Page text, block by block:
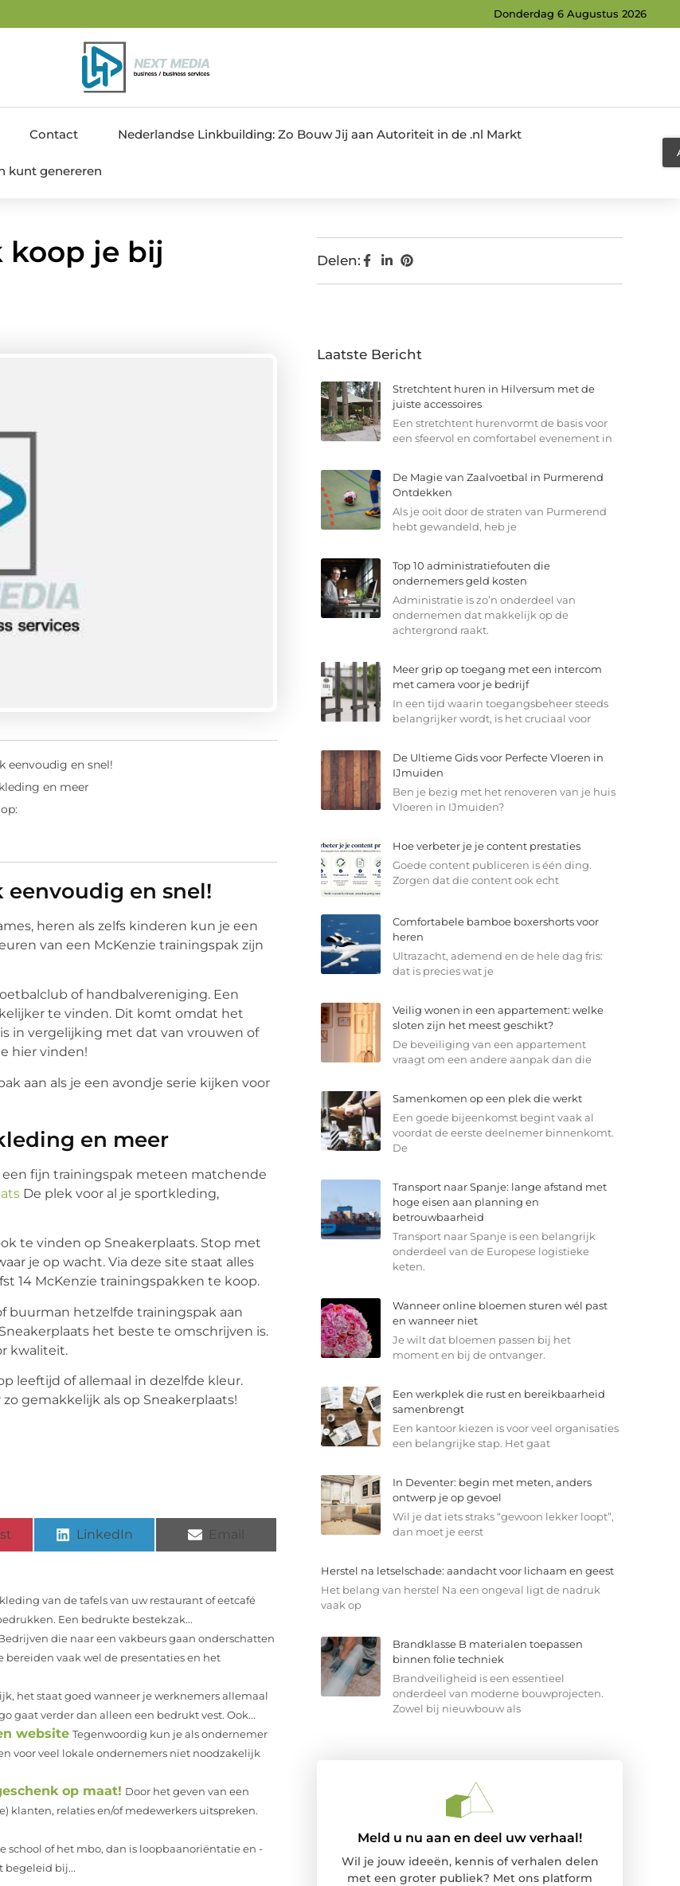
Donderdag 6 Augustus 2026
Contact Nederlandse Linkbuilding: Zo Bouw Jij aan Autoriteit in de .nl Markt
kunt genereren
koop je bij
eenvoudig en snel!
en meer
eenvoudig en snel!
heren als zelfs kinderen kun je een
van een McKenzie trainingspak zijn
of handbalvereniging. Een
te vinden. Dit komt omdat het
in vergelijking met dat van vrouwen of
hier vinden!
aan als je een avondje serie kijken voor
en meer
fijn trainingspak meteen matchende
De plek voor al je sportkleding,
te vinden op Sneakerplaats. Stop met
je op wacht. Via deze site staat alles
14 McKenzie trainingspakken te koop.
buurman hetzelfde trainingspak aan
het beste te omschrijven is.
kwaliteit.
leeftijd of allemaal in dezelfde kleur.
gemakkelijk als op Sneakerplaats!
LinkedIn
van de tafels van uw restaurant of eetcafé
Een bedrukte bestekzak...
die naar een vakbeurs gaan onderschatten
bereiden vaak wel de presentaties en het
het staat goed wanneer je werknemers allemaal
gaat verder dan alleen een bedrukt vest. Ook...
website Tegenwoordig kun je als ondernemer
voor veel lokale ondernemers niet noodzakelijk
op maat! Door het geven van een
klanten, relaties en/of medewerkers uitspreken.
school of het mbo, dan is loopbaanoriëntatie en -
begeleid bij...
Delen:
Laatste Bericht
Stretchtent huren in Hilversum met de
juiste accessoires
Een stretchtent hurenvormt de basis voor
een sfeervol en comfortabel evenement in
De Magie van Zaalvoetbal in Purmerend
Ontdekken
Als je ooit door de straten van Purmerend
hebt gewandeld, heb je
Top 10 administratiefouten die
ondernemers geld kosten
Administratie is zo’n onderdeel van
ondernemen dat makkelijk op de
achtergrond raakt.
Meer grip op toegang met een intercom
met camera voor je bedrijf
In een tijd waarin toegangsbeheer steeds
belangrijker wordt, is het cruciaal voor
De Ultieme Gids voor Perfecte Vloeren in
IJmuiden
Ben je bezig met het renoveren van je huis
Vloeren in IJmuiden?
Hoe verbeter je je content prestaties
Goede content publiceren is één ding.
Zorgen dat die content ook echt
Comfortabele bamboe boxershorts voor
heren
Ultrazacht, ademend en de hele dag fris:
dat is precies wat je
Veilig wonen in een appartement: welke
sloten zijn het meest geschikt?
De beveiliging van een appartement
vraagt om een andere aanpak dan die
Samenkomen op een plek die werkt
Een goede bijeenkomst begint vaak al
voordat de eerste deelnemer binnenkomt.
De
Transport naar Spanje: lange afstand met
hoge eisen aan planning en
betrouwbaarheid
Transport naar Spanje is een belangrijk
onderdeel van de Europese logistieke
keten.
Wanneer online bloemen sturen wél past
en wanneer niet
Je wilt dat bloemen passen bij het
moment en bij de ontvanger.
Een werkplek die rust en bereikbaarheid
samenbrengt
Een kantoor kiezen is voor veel organisaties
een belangrijke stap. Het gaat
In Deventer: begin met meten, anders
ontwerp je op gevoel
Wil je dat iets straks “gewoon lekker loopt”,
dan moet je eerst
Herstel na letselschade: aandacht voor lichaam en geest
Het belang van herstel Na een ongeval ligt de nadruk
vaak op
Brandklasse B materialen toepassen
binnen folie techniek
Brandveiligheid is een essentieel
onderdeel van moderne bouwprojecten.
Zowel bij nieuwbouw als
Meld u nu aan en deel uw verhaal!
Wil je jouw ideeën, kennis of verhalen delen
met een groter publiek? Met ons platform